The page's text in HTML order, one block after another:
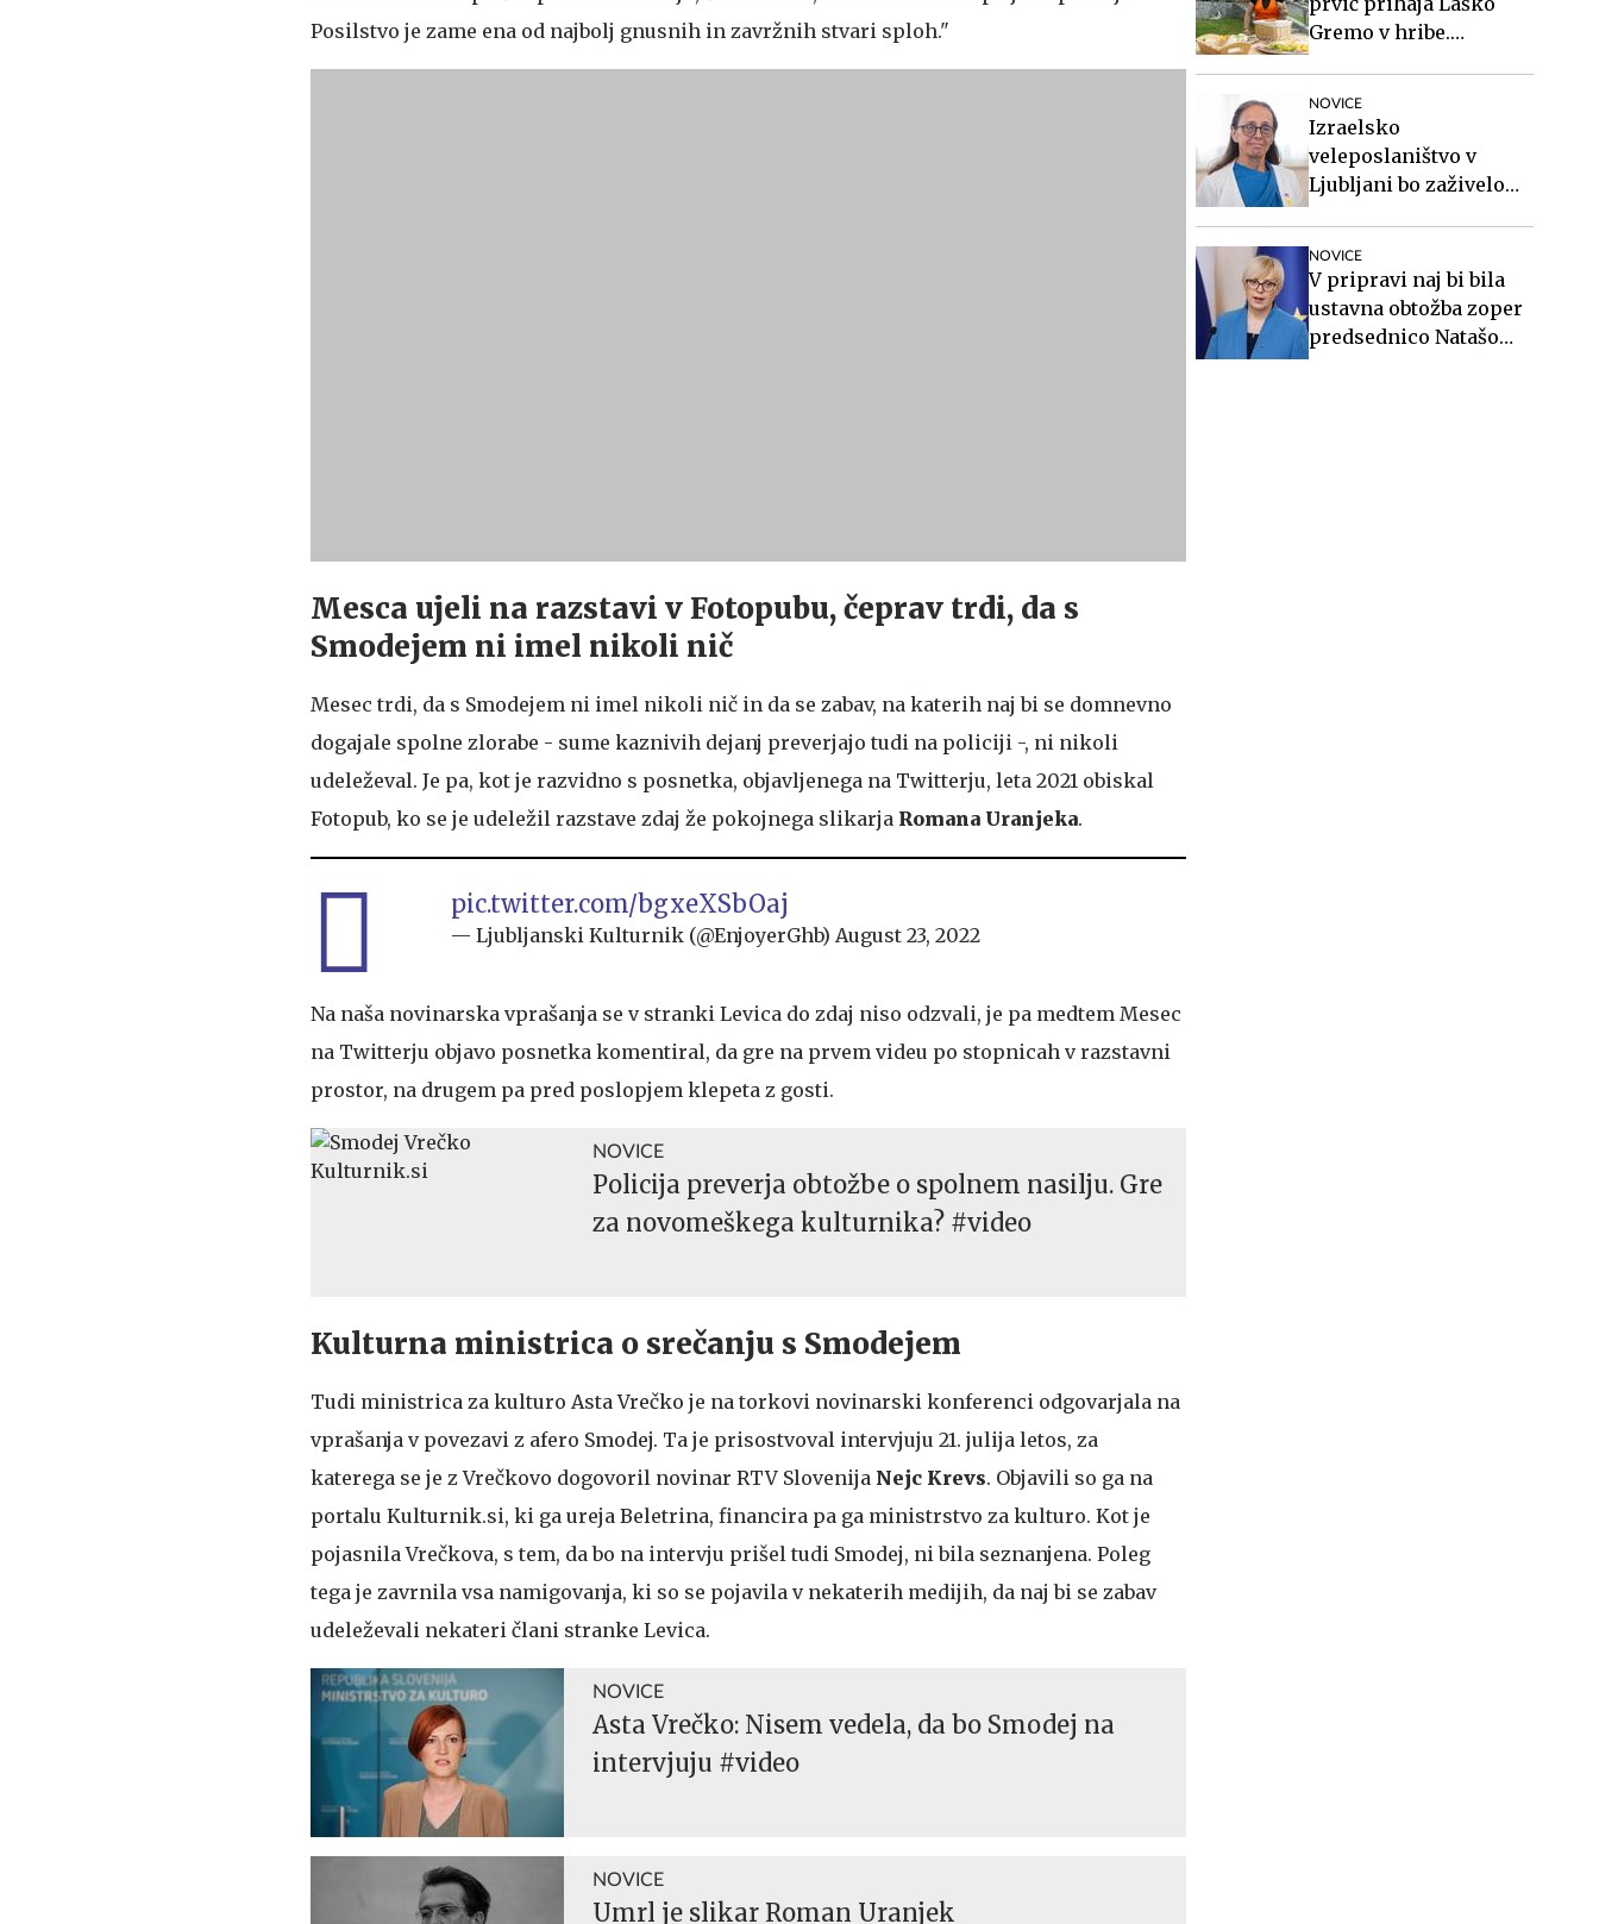
Posilstvo je zame ena od najbolj gnusnih in zavržnih stvari sploh."
Mesca ujeli na razstavi v Fotopubu, čeprav trdi, da s
Smodejem ni imel nikoli nič
Mesec trdi, da s Smodejem ni imel nikoli nič in da se zabav, na katerih naj bi se domnevno
dogajale spolne zlorabe - sume kaznivih dejanj preverjajo tudi na policiji -, ni nikoli
udeleževal. Je pa, kot je razvidno s posnetka, objavljenega na Twitterju, leta 2021 obiskal
Fotopub, ko se je udeležil razstave zdaj že pokojnega slikarja Romana Uranjeka.
pic.twitter.com/bgxeXSbOaj
— Ljubljanski Kulturnik (@EnjoyerGhb) August 23, 2022
Na naša novinarska vprašanja se v stranki Levica do zdaj niso odzvali, je pa medtem Mesec
na Twitterju objavo posnetka komentiral, da gre na prvem videu po stopnicah v razstavni
prostor, na drugem pa pred poslopjem klepeta z gosti.
NOVICE
Policija preverja obtožbe o spolnem nasilju. Gre
za novomeškega kulturnika? #video
Kulturna ministrica o srečanju s Smodejem
Tudi ministrica za kulturo Asta Vrečko je na torkovi novinarski konferenci odgovarjala na
vprašanja v povezavi z afero Smodej. Ta je prisostvoval intervjuju 21. julija letos, za
katerega se je z Vrečkovo dogovoril novinar RTV Slovenija Nejc Krevs. Objavili so ga na
portalu Kulturnik.si, ki ga ureja Beletrina, financira pa ga ministrstvo za kulturo. Kot je
pojasnila Vrečkova, s tem, da bo na intervju prišel tudi Smodej, ni bila seznanjena. Poleg
tega je zavrnila vsa namigovanja, ki so se pojavila v nekaterih medijih, da naj bi se zabav
udeleževali nekateri člani stranke Levica.
NOVICE
Asta Vrečko: Nisem vedela, da bo Smodej na
intervjuju #video
NOVICE
Umrl je slikar Roman Uranjek
Gremo v hribe.
Ločka mati.
NOVICE
Izraelsko
veleposlaništvo v
Ljubljani bo zaživelo
NOVICE
V pripravi naj bi bila
ustavna obtožba zoper
predsednico Natašo